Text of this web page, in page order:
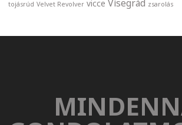
tojásrúd Velvet Revolver vicce Visegrád zsarolás